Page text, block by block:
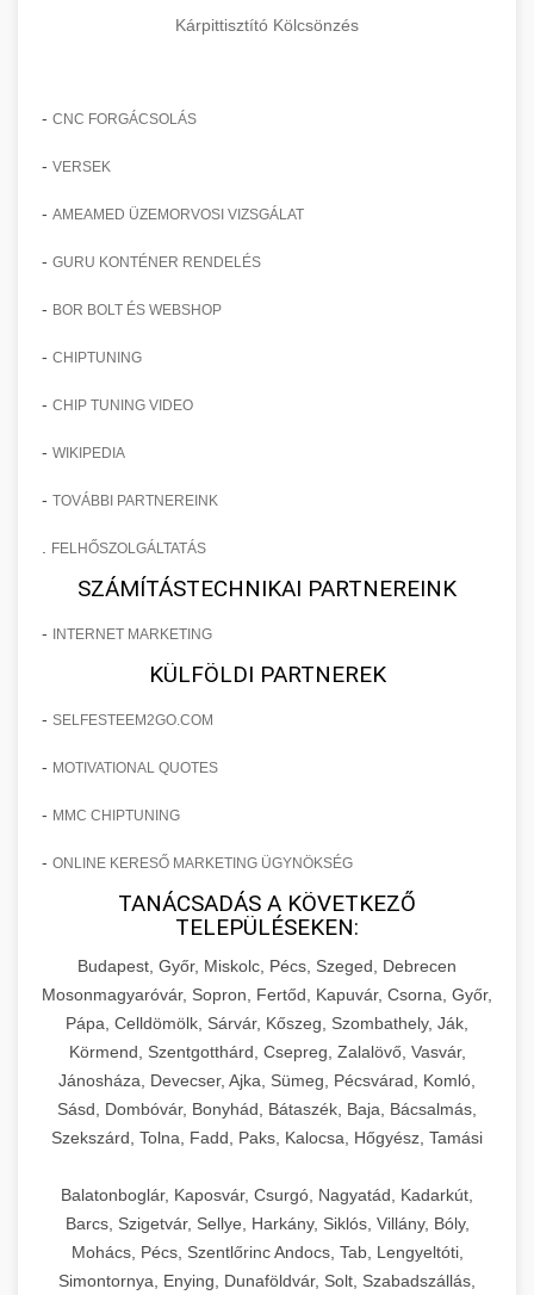
Kárpittisztító Kölcsönzés
- CNC FORGÁCSOLÁS
- VERSEK
- AMEAMED ÜZEMORVOSI VIZSGÁLAT
- GURU KONTÉNER RENDELÉS
- BOR BOLT ÉS WEBSHOP
- CHIPTUNING
- CHIP TUNING VIDEO
- WIKIPEDIA
- TOVÁBBI PARTNEREINK
FELHŐSZOLGÁLTATÁS
SZÁMÍTÁSTECHNIKAI PARTNEREINK
- INTERNET MARKETING
KÜLFÖLDI PARTNEREK
- SELFESTEEM2GO.COM
- MOTIVATIONAL QUOTES
- MMC CHIPTUNING
- ONLINE KERESŐ MARKETING ÜGYNÖKSÉG
TANÁCSADÁS A KÖVETKEZŐ
TELEPÜLÉSEKEN:
Budapest, Győr, Miskolc, Pécs, Szeged, Debrecen
Mosonmagyaróvár, Sopron, Fertőd, Kapuvár, Csorna, Győr,
Pápa, Celldömölk, Sárvár, Kőszeg, Szombathely, Ják,
Körmend, Szentgotthárd, Csepreg, Zalalövő, Vasvár,
Jánosháza, Devecser, Ajka, Sümeg, Pécsvárad, Komló,
Sásd, Dombóvár, Bonyhád, Bátaszék, Baja, Bácsalmás,
Szekszárd, Tolna, Fadd, Paks, Kalocsa, Hőgyész, Tamási
Balatonboglár, Kaposvár, Csurgó, Nagyatád, Kadarkút,
Barcs, Szigetvár, Sellye, Harkány, Siklós, Villány, Bóly,
Mohács, Pécs, Szentlőrinc Andocs, Tab, Lengyeltóti,
Simontornya, Enying, Dunaföldvár, Solt, Szabadszállás,